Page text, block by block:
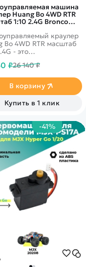
машина
Huang Bo 4WD RTR
1:10 2.4G Bronco
краулер
Bo 4WD RTR масштаб
- это
машина
коллекторный 550
полное
аккумулятор 7,4
₽26 140 ₽
В корзину
Купить в 1 клик
-41%